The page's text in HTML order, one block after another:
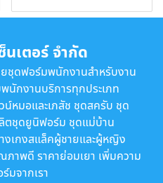
เตอร์ จำกัด
ชุดฟอร์มพนักงานสำหรับงาน
นักงานบริการทุกประเภท
น์หมอและเภสัช ชุดสครับ ชุด
ตชุดยูนิฟอร์ม ชุดแม่บ้าน
งเกงสแล็คผู้ชายและผู้หญิง
าพดี ราคาย่อมเยา เพิ่มความ
มจากเรา